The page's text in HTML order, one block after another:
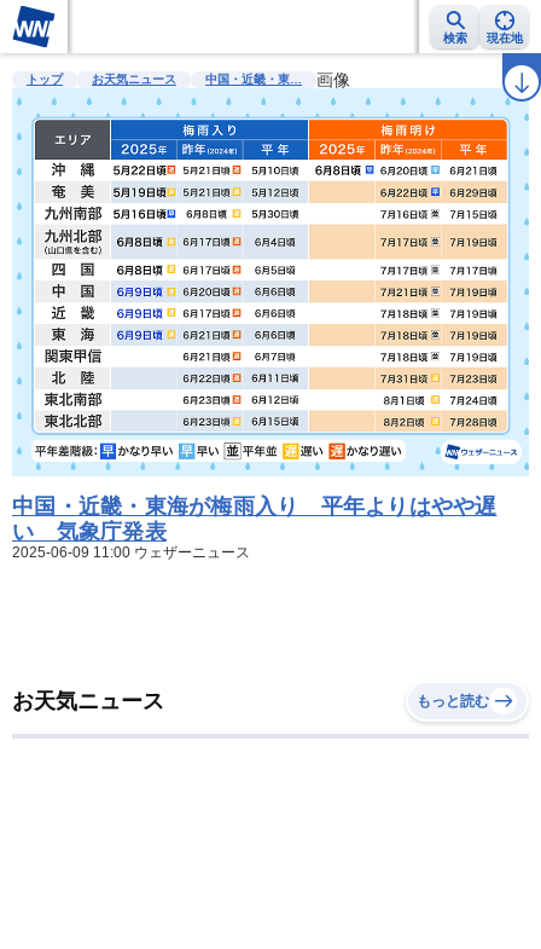
検索 現在地
雨雲レーダー 台風情報 地震情報 警報・注意報 ラ
トップ お天気ニュース 中国・近畿・東… 画像
中国・近畿・東海が梅雨入り 平年よりはやや遅
い 気象庁発表
2025-06-09 11:00 ウェザーニュース
お天気ニュース もっと読む